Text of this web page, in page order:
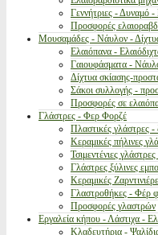
Γεννήτριες - Δυναμό
Προσφορές
Μουσαμάδες - Νάυλον -
Ελαιόπανα -
Γαιουφάσματα -
Δίχτυα σκίασης-
Σάκοι συλλογής -
Προσφορές σε
Γλάστρες - Φερ Φορζέ
Πλαστικές γλάστρες -
Κεραμικές πήλινες
Τσιμεντένιες γλάστρες
Γλάστρες ξύλινες
Κεραμικές
Γλαστροθήκες - Φέρ
Προσφορές γλαστρών
Εργαλεία κήπου - Λάστιχα -
Κλαδευτήρια -